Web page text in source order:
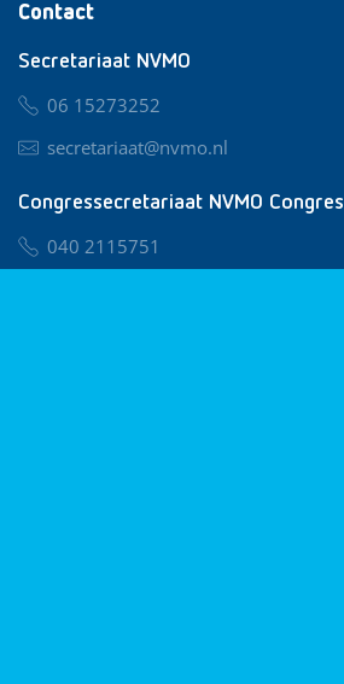
Contact
Secretariaat NVMO
06 15273252
secretariaat@nvmo.nl
Congressecretariaat NVMO Congres
040 2115751